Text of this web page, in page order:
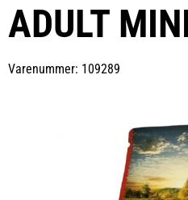
ADULT
Varenummer: 109289